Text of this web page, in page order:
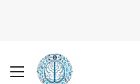
Menu